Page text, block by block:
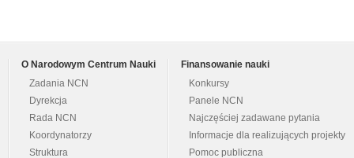
O Narodowym Centrum Nauki
Zadania NCN
Dyrekcja
Rada NCN
Koordynatorzy
Struktura
Finansowanie nauki
Konkursy
Panele NCN
Najczęściej zadawane pytania
Informacje dla realizujących projekty
Pomoc publiczna